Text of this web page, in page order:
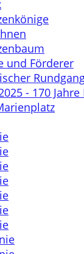
und Förderer
- 170